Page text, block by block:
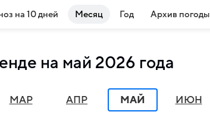
на 10 дней Месяц Год Архив погоды
на май 2026 года
МАР АПР МАЙ ИЮН